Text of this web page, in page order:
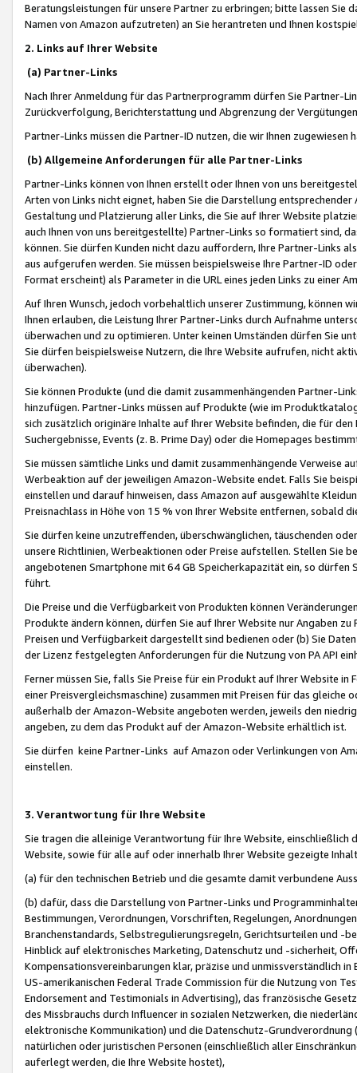
Beratungsleistungen für unsere Partner zu erbringen; bitte lassen Sie
Namen von Amazon aufzutreten) an Sie herantreten und Ihnen
2. Links auf Ihrer Website
(a) Partner-Links
Nach Ihrer Anmeldung für das Partnerprogramm dürfen Sie Partner-
Zurückverfolgung, Berichterstattung und Abgrenzung der
Partner-Links müssen die Partner-ID nutzen, die wir Ihnen zugewiesen
(b) Allgemeine Anforderungen für alle Partner-Links
Partner-Links können von Ihnen erstellt oder Ihnen von uns
Arten von Links nicht eignet, haben Sie die Darstellung
Gestaltung und Platzierung aller Links, die Sie auf Ihrer Website
auch Ihnen von uns bereitgestellte) Partner-Links so formatiert sind,
können. Sie dürfen Kunden nicht dazu auffordern, Ihre Partner-Links
aus aufgerufen werden. Sie müssen beispielsweise Ihre Partner-ID
Format erscheint) als Parameter in die URL eines jeden Links zu einer
Auf Ihren Wunsch, jedoch vorbehaltlich unserer Zustimmung, können
Ihnen erlauben, die Leistung Ihrer Partner-Links durch Aufnahme
überwachen und zu optimieren. Unter keinen Umständen dürfen Sie
Sie dürfen beispielsweise Nutzern, die Ihre Website aufrufen, nicht
überwachen).
Sie können Produkte (und die damit zusammenhängenden Partner-
hinzufügen. Partner-Links müssen auf Produkte (wie im
sich zusätzlich originäre Inhalte auf Ihrer Website befinden, die für
Suchergebnisse, Events (z. B. Prime Day) oder die Homepages
Sie müssen sämtliche Links und damit zusammenhängende
Werbeaktion auf der jeweiligen Amazon-Website endet. Falls Sie
einstellen und darauf hinweisen, dass Amazon auf ausgewählte
Preisnachlass in Höhe von 15 % von Ihrer Website entfernen, sobald
Sie dürfen keine unzutreffenden, überschwänglichen, täuschenden
unsere Richtlinien, Werbeaktionen oder Preise aufstellen. Stellen Sie
angebotenen Smartphone mit 64 GB Speicherkapazität ein, so dürfen
führt.
Die Preise und die Verfügbarkeit von Produkten können
Produkte ändern können, dürfen Sie auf Ihrer Website nur Angaben
Preisen und Verfügbarkeit dargestellt sind bedienen oder (b) Sie
der Lizenz festgelegten Anforderungen für die Nutzung von PA API
Ferner müssen Sie, falls Sie Preise für ein Produkt auf Ihrer Website
einer Preisvergleichsmaschine) zusammen mit Preisen für das
außerhalb der Amazon-Website angeboten werden, jeweils den
angeben, zu dem das Produkt auf der Amazon-Website erhältlich ist.
Sie dürfen keine Partner-Links auf Amazon oder Verlinkungen von
einstellen.
3. Verantwortung für Ihre Website
Sie tragen die alleinige Verantwortung für Ihre Website,
Website, sowie für alle auf oder innerhalb Ihrer Website gezeigte
(a) für den technischen Betrieb und die gesamte damit verbundene
(b) dafür, dass die Darstellung von Partner-Links und
Bestimmungen, Verordnungen, Vorschriften, Regelungen,
Branchenstandards, Selbstregulierungsregeln, Gerichtsurteilen und -
Hinblick auf elektronisches Marketing, Datenschutz und -sicherheit,
Kompensationsvereinbarungen klar, präzise und unmissverständlich
US-amerikanischen Federal Trade Commission für die Nutzung von
Endorsement and Testimonials in Advertising), das französische
des Missbrauchs durch Influencer in sozialen Netzwerken, die
elektronische Kommunikation) und die Datenschutz-
natürlichen oder juristischen Personen (einschließlich aller
auferlegt werden, die Ihre Website hostet),